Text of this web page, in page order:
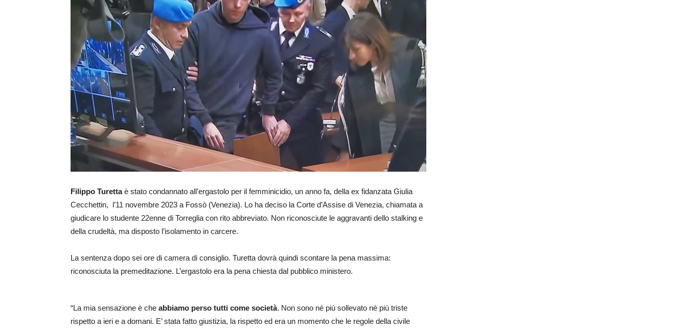
Filippo Turettaè stato condannato all’ergastolo per il femminicidio, un anno fa, della ex fidanzata Giulia
Cecchettin, l’11 novembre 2023 a Fossò (Venezia). Lo ha deciso la Corte d’Assise di Venezia, chiamata a
giudicare lo studente 22enne di Torreglia con rito abbreviato. Non riconosciute le aggravanti dello stalking e
della crudeltà, ma disposto l’isolamento in carcere.
La sentenza dopo sei ore di camera di consiglio. Turetta dovrà quindi scontare la pena massima:
riconosciuta la premeditazione. L’ergastolo era la pena chiesta dal pubblico ministero.
“La mia sensazione è che abbiamo perso tutti come società. Non sono nè più sollevato nè più triste
rispetto a ieri e a domani. E’ stata fatto giustizia, la rispetto ed era un momento che le regole della civile